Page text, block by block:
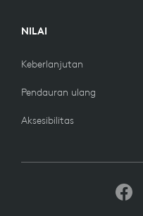
NILAI
Keberlanjutan
Pendauran ulang
Aksesibilitas